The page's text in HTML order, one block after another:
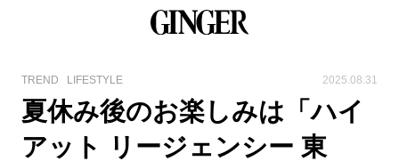
TREND LIFESTYLE 2025.08.31
夏休み後のお楽しみは「ハイ
アット リージェンシー 東